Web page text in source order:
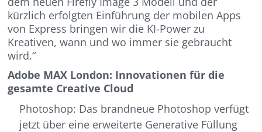
kürzlich erfolgten Einführung der mobilen Apps
von Express bringen wir die KI-Power zu
Kreativen, wann und wo immer sie gebraucht
wird.“
Adobe MAX London: Innovationen für die
gesamte Creative Cloud
Photoshop: Das brandneue Photoshop verfügt
jetzt über eine erweiterte Generative Füllung